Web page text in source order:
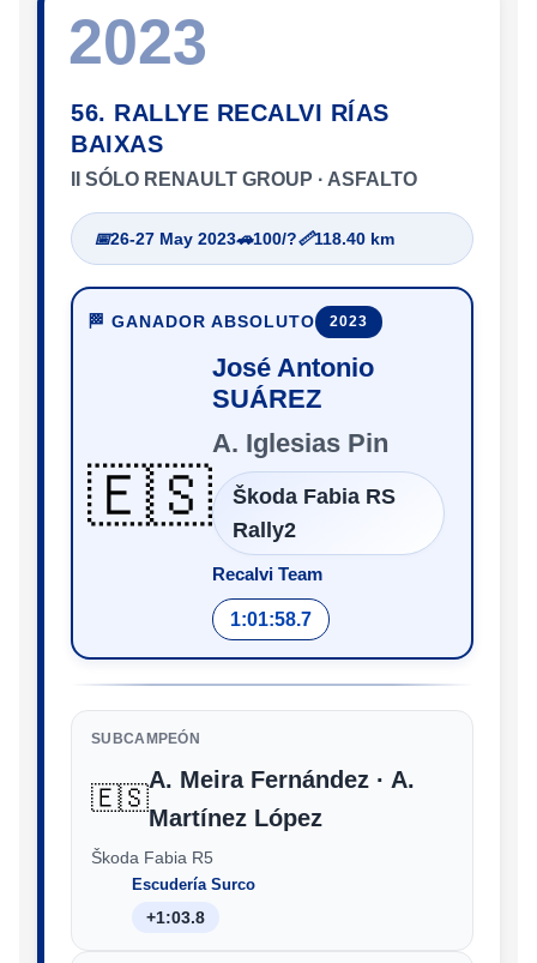
2023
56. RALLYE RECALVI RÍAS
BAIXAS
II SÓLO RENAULT GROUP · ASFALTO
📅26-27 May 2023🚗100/?📏118.40 km
🏁 GANADOR ABSOLUTO 2023
🇪🇸
José Antonio
SUÁREZ
A. Iglesias Pin
Škoda Fabia RS
Rally2
Recalvi Team
1:01:58.7
SUBCAMPEÓN
🇪🇸
A. Meira Fernández · A.
Martínez López
Škoda Fabia R5
Escudería Surco
+1:03.8